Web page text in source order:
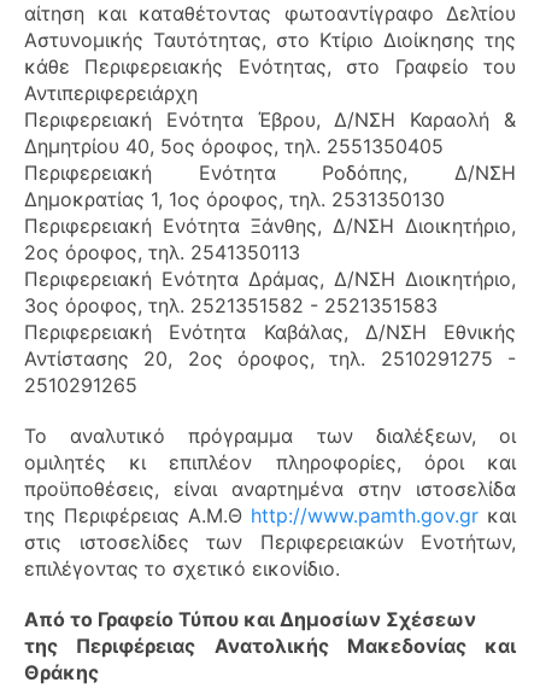
αίτηση και καταθέτοντας φωτοαντίγραφο Δελτίου
Αστυνομικής Ταυτότητας, στο Κτίριο Διοίκησης της
κάθε Περιφερειακής Ενότητας, στο Γραφείο του
Αντιπεριφερειάρχη
Περιφερειακή Ενότητα Έβρου, Δ/ΝΣΗ Καραολή &
Δημητρίου 40, 5ος όροφος, τηλ. 2551350405
Περιφερειακή Ενότητα Ροδόπης, Δ/ΝΣΗ
Δημοκρατίας 1, 1ος όροφος, τηλ. 2531350130
Περιφερειακή Ενότητα Ξάνθης, Δ/ΝΣΗ Διοικητήριο,
2ος όροφος, τηλ. 2541350113
Περιφερειακή Ενότητα Δράμας, Δ/ΝΣΗ Διοικητήριο,
3ος όροφος, τηλ. 2521351582 - 2521351583
Περιφερειακή Ενότητα Καβάλας, Δ/ΝΣΗ Εθνικής
Αντίστασης 20, 2ος όροφος, τηλ. 2510291275 -
2510291265
Το αναλυτικό πρόγραμμα των διαλέξεων, οι
ομιλητές κι επιπλέον πληροφορίες, όροι και
προϋποθέσεις, είναι αναρτημένα στην ιστοσελίδα
της Περιφέρειας Α.Μ.Θ http://www.pamth.gov.gr και
στις ιστοσελίδες των Περιφερειακών Ενοτήτων,
επιλέγοντας το σχετικό εικονίδιο.
Από το Γραφείο Τύπου και Δημοσίων Σχέσεων
της Περιφέρειας Ανατολικής Μακεδονίας και
Θράκης